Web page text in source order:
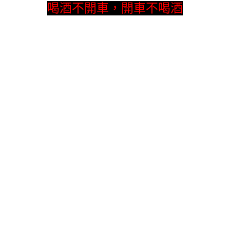
喝酒不開車，開車不喝酒